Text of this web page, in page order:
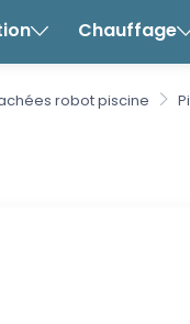
Chauffage
robot piscine